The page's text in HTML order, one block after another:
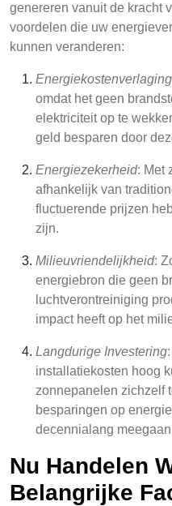
genereren vanuit de kracht
voordelen die uw
kunnen veranderen:
Energiekostenverlaging
omdat het geen
elektriciteit op te
geld besparen door
Energiezekerheid: Met
afhankelijk van
fluctuerende prijzen
zijn.
Milieuvriendelijkheid:
energiebron die geen
luchtverontreiniging
impact heeft op het
Langdurige Investering
installatiekosten hoog
zonnepanelen zichzelf
besparingen op
decennialang
Nu Handelen
Belangrijke